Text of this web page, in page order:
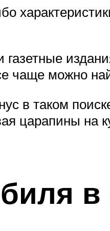
газетные
чаще можно
в таком
царапины на
в